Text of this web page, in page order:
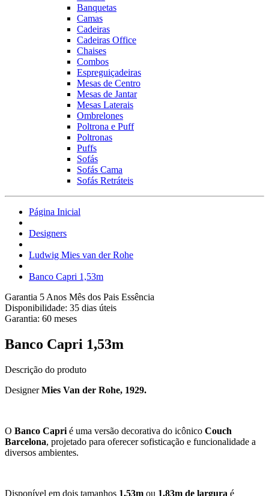
Banquetas
Camas
Cadeiras
Cadeiras Office
Chaises
Combos
Espreguiçadeiras
Mesas de Centro
Mesas de Jantar
Mesas Laterais
Ombrelones
Poltrona e Puff
Poltronas
Puffs
Sofás
Sofás Cama
Sofás Retráteis
Página Inicial
Designers
Ludwig Mies van der Rohe
Banco Capri 1,53m
Garantia 5 Anos Mês dos Pais Essência
Disponibilidade: 35 dias úteis
Garantia: 60 meses
Banco Capri 1,53m
Descrição do produto
DesignerMies Van der Rohe, 1929.
O Banco Capri é uma versão decorativa do icônico Couch
Barcelona, projetado para oferecer sofisticação e funcionalidade a
diversos ambientes.
Disponível em dois tamanhos 1,53m ou 1,83m de largura é